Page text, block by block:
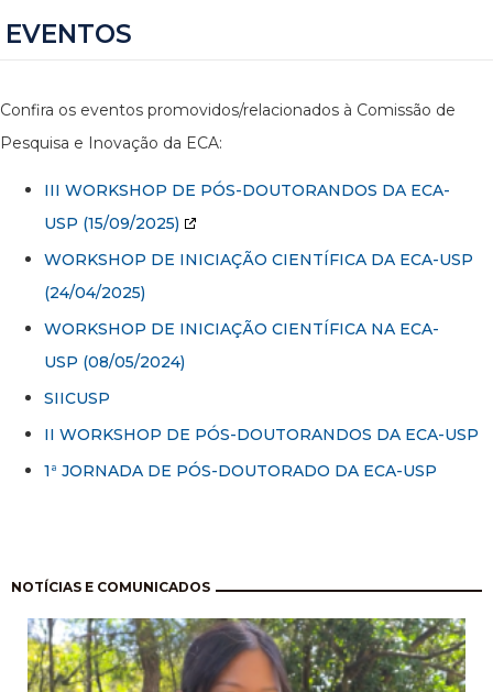
EVENTOS
Confira os eventos promovidos/relacionados à Comissão de
Pesquisa e Inovação da ECA:
III WORKSHOP DE PÓS-DOUTORANDOS DA ECA-
USP (15/09/2025)
WORKSHOP DE INICIAÇÃO CIENTÍFICA DA ECA-USP
(24/04/2025)
WORKSHOP DE INICIAÇÃO CIENTÍFICA NA ECA-
USP (08/05/2024)
SIICUSP
II WORKSHOP DE PÓS-DOUTORANDOS DA ECA-USP
1ª JORNADA DE PÓS-DOUTORADO DA ECA-USP
NOTÍCIAS E COMUNICADOS
Pagination